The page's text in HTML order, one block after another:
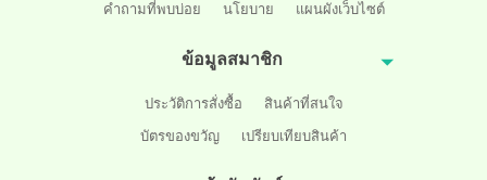
คำถามที่พบบ่อย
นโยบาย แผนผังเว็บไซต์
ข้อมูลสมาชิก
ประวัติการสั่งซื้อ
สินค้าที่สนใจ
บัตรของขวัญ
เปรียบเทียบสินค้า